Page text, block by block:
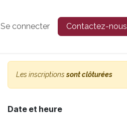
Se connecter Contactez-nous
Les inscriptionssont clôturées
Date et heure